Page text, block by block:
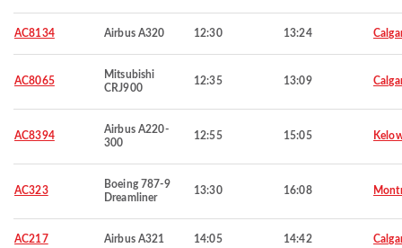
AC8134 Airbus A320 12:30 13:24
AC8065
Mitsubishi
CRJ900
12:35 13:09
AC8394
Airbus A220-
300
12:55 15:05
AC323
Boeing 787-9
Dreamliner
13:30 16:08
AC217 Airbus A321 14:05 14:42